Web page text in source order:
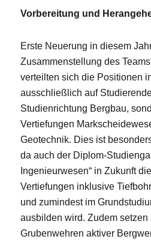
Vorbereitung und
Erste Neuerung in diesem
Zusammenstellung des
verteilten sich die Positionen
ausschließlich auf
Studienrichtung Bergbau,
Vertiefungen
Geotechnik. Dies ist
da auch der Diplom-
Ingenieurwesen“ in Zukunft
Vertiefungen inklusive
und zumindest im
ausbilden wird. Zudem setzen
Grubenwehren aktiver